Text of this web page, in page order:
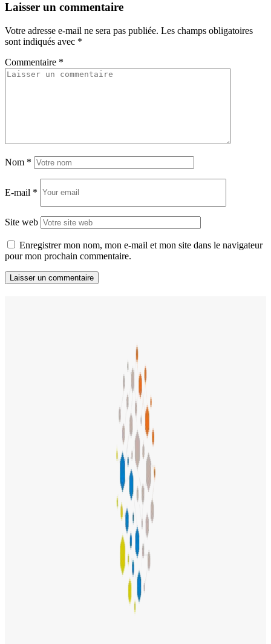
Laisser un commentaire
Votre adresse e-mail ne sera pas publiée. Les champs obligatoires
sont indiqués avec *
Commentaire *
Nom *
E-mail *
Site web
Enregistrer mon nom, mon e-mail et mon site dans le navigateur
pour mon prochain commentaire.